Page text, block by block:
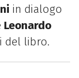
in dialogo
Leonardo
del libro.